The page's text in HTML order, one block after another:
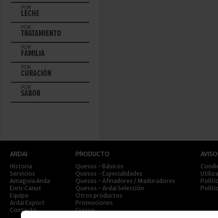
POR
LECHE
POR
TRATAMIENTO
POR
FAMILIA
POR
CURACIÓN
POR
SABOR
ARDAI
Historia
Servicios
Amagoia Anda
Enric Canut
Equipo
Ardai Export
Contacto
PRODUCTO
Quesos - Básicos
Quesos - Especialidades
Quesos - Afinadores / Maduradores
Quesos - Ardai Selección
Otros productos
Promociones
Cursos